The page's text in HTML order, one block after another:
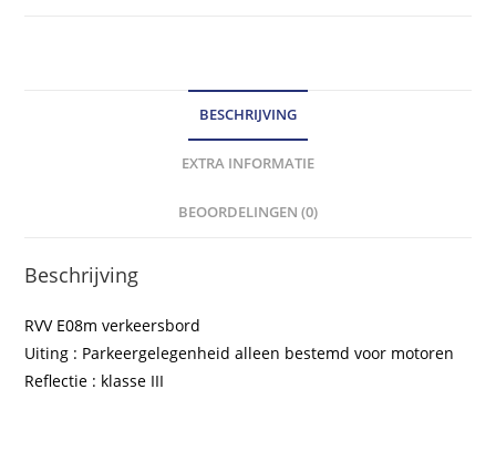
BESCHRIJVING
EXTRA INFORMATIE
BEOORDELINGEN (0)
Beschrijving
RVV E08m verkeersbord
Uiting : Parkeergelegenheid alleen bestemd voor motoren
Reflectie : klasse III